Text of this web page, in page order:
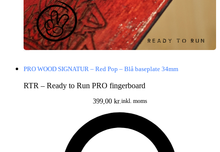
PRO WOOD SIGNATUR – Red Pop – Blå baseplate 34mm
RTR – Ready to Run PRO fingerboard
399,00 kr. inkl. moms